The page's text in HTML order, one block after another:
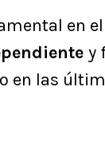
en
y
en las